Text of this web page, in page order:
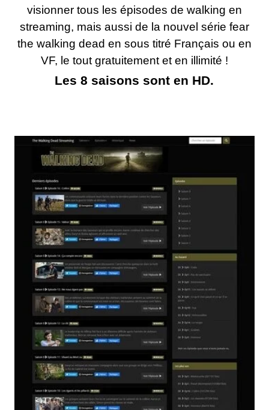
visionner tous les épisodes de walking en
streaming, mais aussi de la nouvel série fear
the walking dead en sous titré Français ou en
VF, le tout gratuitement et en illimité !
Les 8 saisons sont en HD.